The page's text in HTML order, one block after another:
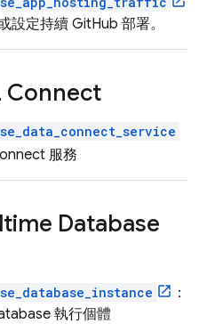
設定持續 GitHub 部署。
Connect
服務
Database
：
執行個體